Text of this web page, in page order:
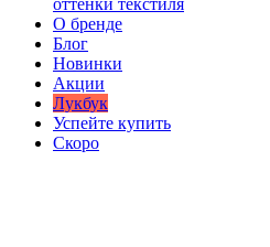
оттенки текстиля
О бренде
Блог
Новинки
Акции
Лукбук
Успейте купить
Скоро